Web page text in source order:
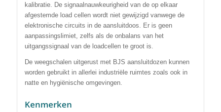
kalibratie. De signaalnauwkeurigheid van de op elkaar
afgestemde load cellen wordt niet gewijzigd vanwege de
elektronische circuits in de aansluitdoos. Er is geen
aanpassingslimiet, zelfs als de onbalans van het
uitgangssignaal van de loadcellen te groot is.
De weegschalen uitgerust met BJS aansluitdozen kunnen
worden gebruikt in allerlei industriële ruimtes zoals ook in
natte en hygiënische omgevingen.
Kenmerken